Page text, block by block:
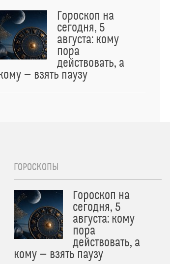
Гороскоп на
сегодня, 5
августа: кому
пора
действовать, а
— взять паузу
ГОРОСКОПЫ
Гороскоп на
сегодня, 5
августа: кому
пора
действовать, а
кому — взять паузу